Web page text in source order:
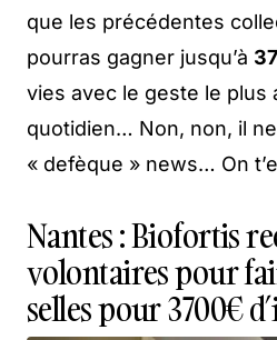
que les précédentes
pourras gagner jusqu’à
vies avec le geste le plus
quotidien… Non, non, il ne
« defèque » news… On
Nantes : Biofortis
volontaires pour
selles pour 3700€